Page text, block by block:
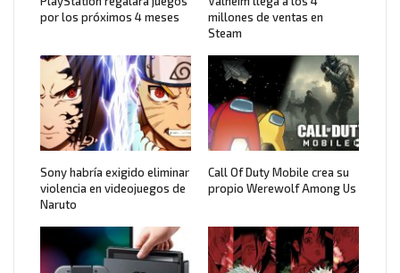
por los próximos 4 meses
millones de ventas en
Steam
Sony habría exigido eliminar
violencia en videojuegos de
Naruto
Call Of Duty Mobile crea su
propio Werewolf Among Us